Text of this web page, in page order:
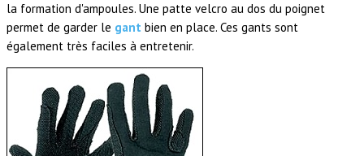
la formation d'ampoules. Une patte velcro au dos du poignet
permet de garder le gant bien en place. Ces gants sont
également très faciles à entretenir.